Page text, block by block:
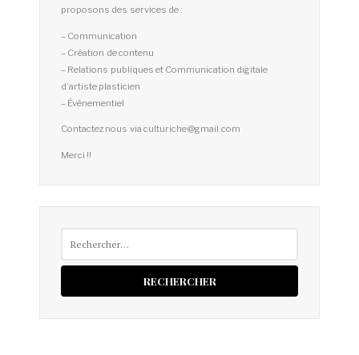
proposons des services de :
– Communication
– Création de contenu
– Relations publiques et Communication digitale
d’artiste plasticien
– Événementiel
Contactez nous via culturiche@gmail.com
Merci !!